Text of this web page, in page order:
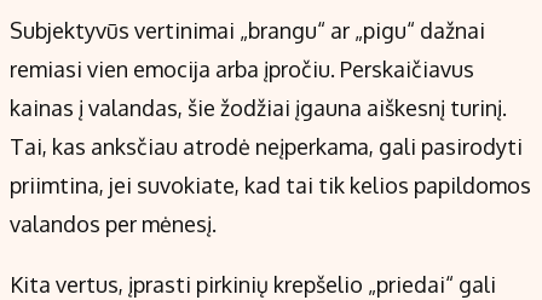
Subjektyvūs vertinimai „brangu“ ar „pigu“ dažnai
remiasi vien emocija arba įpročiu. Perskaičiavus
kainas į valandas, šie žodžiai įgauna aiškesnį turinį.
Tai, kas anksčiau atrodė neįperkama, gali pasirodyti
priimtina, jei suvokiate, kad tai tik kelios papildomos
valandos per mėnesį.
Kita vertus, įprasti pirkinių krepšelio „priedai“ gali